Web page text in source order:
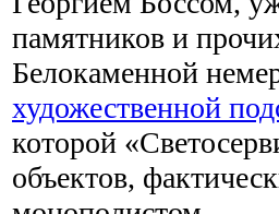
памятников и
Белокаменной
художественной
которой
объектов,